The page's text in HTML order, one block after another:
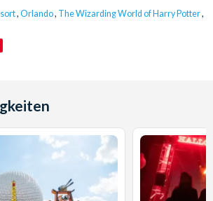
, Orlando, The Wizarding World of Harry Potter,